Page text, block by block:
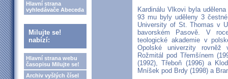
Hlavní strana
vyhledávače Abeceda
Milujte se!
nabízí:
Hlavní strana webu
časopisu Milujte se!
Archiv vyšlých čísel
Kardinálu Vlkovi byla
93 mu byly uděleny 3
University of St. Thomas v
bavorském Pasově. V
teologické akademie v
Opolské univerzity
Rožmitál pod Třemšínem
(1992), Třeboň (1996) a
Mníšek pod Brdy (1998) a